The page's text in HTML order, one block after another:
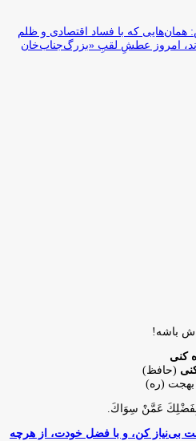
همان‌هایی که با فساد اقتصادی و ظلم
امروز عطشِ لقبِ «بزرگ‌جناب‌خان
باشه!
کنی
(حافظ)
بهجت (ره)
بِفَضْلِكَ عَمَّنْ سِوَاكَ‏.
بی‌نیاز کن، و با فضل خودت، از هرچه